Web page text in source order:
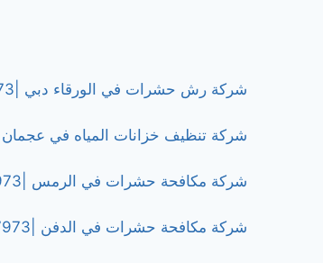
شركة رش حشرات في الورقاء دبي |0505337973
شركة تنظيف خزانات المياه في عجمان |0505337973
شركة مكافحة حشرات في الرمس |0505337973
شركة مكافحة حشرات في الدفن |0505337973